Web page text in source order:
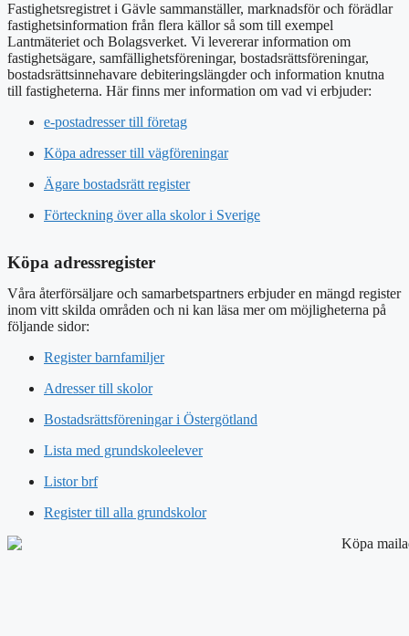
Fastighetsregistret i Gävle sammanställer, marknadsför och förädlar
fastighetsinformation från flera källor så som till exempel
Lantmäteriet och Bolagsverket. Vi levererar information om
fastighetsägare, samfällighetsföreningar, bostadsrättsföreningar,
bostadsrättsinnehavare debiteringslängder och information knutna
till fastigheterna. Här finns mer information om vad vi erbjuder:
e-postadresser till företag
Köpa adresser till vägföreningar
Ägare bostadsrätt register
Förteckning över alla skolor i Sverige
Köpa adressregister
Våra återförsäljare och samarbetspartners erbjuder en mängd register
inom vitt skilda områden och ni kan läsa mer om möjligheterna på
följande sidor:
Register barnfamiljer
Adresser till skolor
Bostadsrättsföreningar i Östergötland
Lista med grundskoleelever
Listor brf
Register till alla grundskolor